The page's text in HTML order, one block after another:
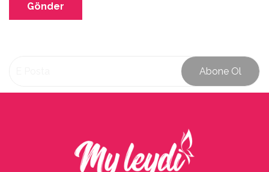
Gönder
Abone Ol